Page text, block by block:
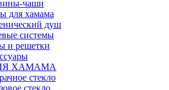
чаши
для хамама
душ
системы
и решетки
ХАМАМА
стекло
стекло